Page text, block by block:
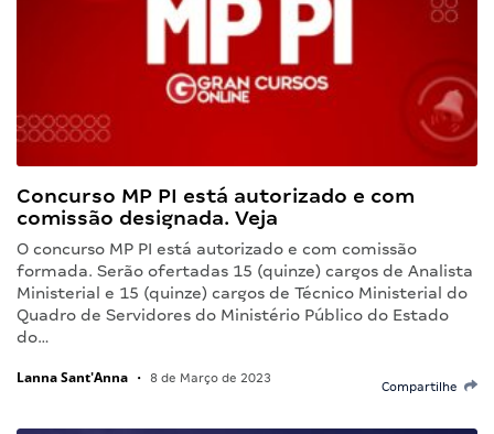
Concurso MP PI está autorizado e com
comissão designada. Veja
O concurso MP PI está autorizado e com comissão
formada. Serão ofertadas 15 (quinze) cargos de Analista
Ministerial e 15 (quinze) cargos de Técnico Ministerial do
Quadro de Servidores do Ministério Público do Estado
do…
Lanna Sant'Anna • 8 de Março de 2023
Compartilhe